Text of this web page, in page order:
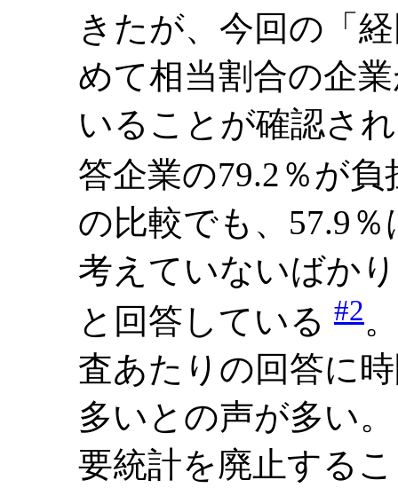
きたが、今回の「
めて相当割合の企
いることが確認さ
答企業の79.2％が
の比較でも、57.9
考えていないばか
と回答している #2
査あたりの回答に
多いとの声が多い
要統計を廃止する